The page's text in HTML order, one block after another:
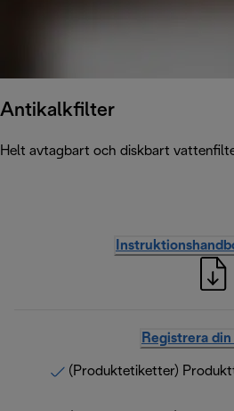
Antikalkfilter
Helt avtagbart och diskbart
Registrera
(Produktetiketter)